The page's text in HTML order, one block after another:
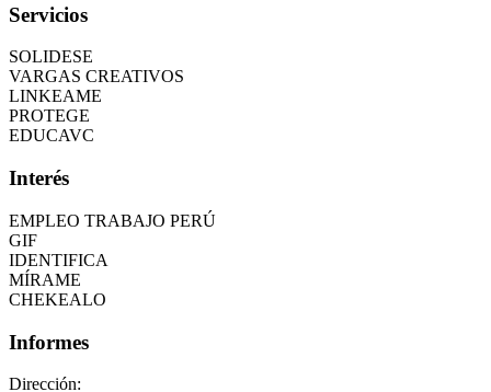
Servicios
SOLIDESE
VARGAS CREATIVOS
LINKEAME
PROTEGE
EDUCAVC
Interés
EMPLEO TRABAJO PERÚ
GIF
IDENTIFICA
MÍRAME
CHEKEALO
Informes
Dirección: